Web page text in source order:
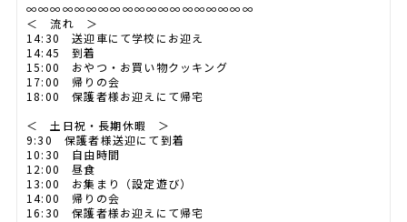
∞∞∞∞∞∞∞∞∞∞∞∞∞∞∞∞∞∞∞
＜ 流れ ＞
14:30 送迎車にて学校にお迎え
14:45 到着
15:00 おやつ・お買い物クッキング
17:00 帰りの会
18:00 保護者様お迎えにて帰宅
＜ 土日祝・長期休暇 ＞
9:30 保護者様送迎にて到着
10:30 自由時間
12:00 昼食
13:00 お集まり（設定遊び）
14:00 帰りの会
16:30 保護者様お迎えにて帰宅